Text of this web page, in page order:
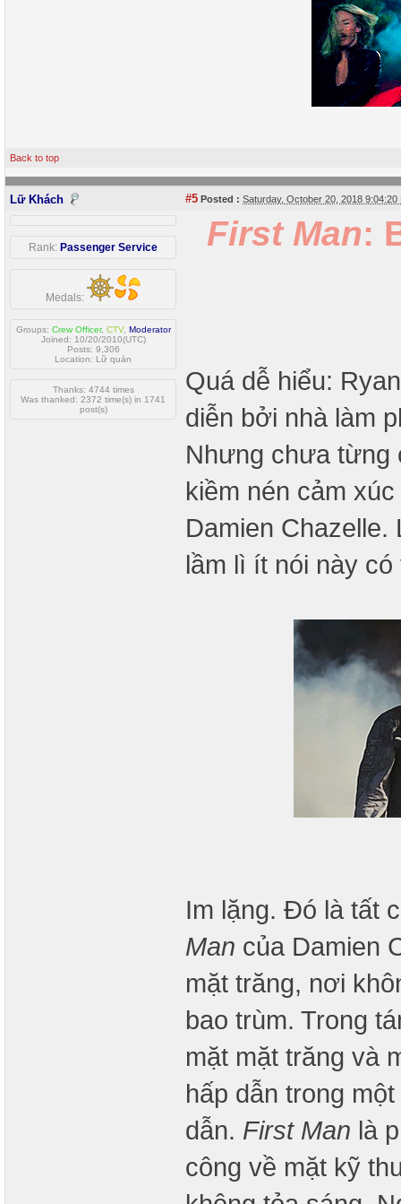
Back to top
Lữ Khách #5 Posted : Saturday, October 20, 2018 9:04:20
Rank: Passenger Service
Medals:
Groups: Crew Officer, CTV, Moderator
Joined: 10/20/2010(UTC)
Posts: 9,306
Location: Lữ quán
Thanks: 4744 times
Was thanked: 2372 time(s) in 1741
post(s)
First Man:
Quá dễ hiểu:
diễn bởi nhà làm
Nhưng chưa từng
kiềm nén cảm
Damien
lầm lì ít nói này
Im lặng. Đó là tất
Man của Damien
mặt trăng, nơi
bao trùm. Trong
mặt mặt trăng và
hấp dẫn trong
dẫn. First Man là
công về mặt kỹ